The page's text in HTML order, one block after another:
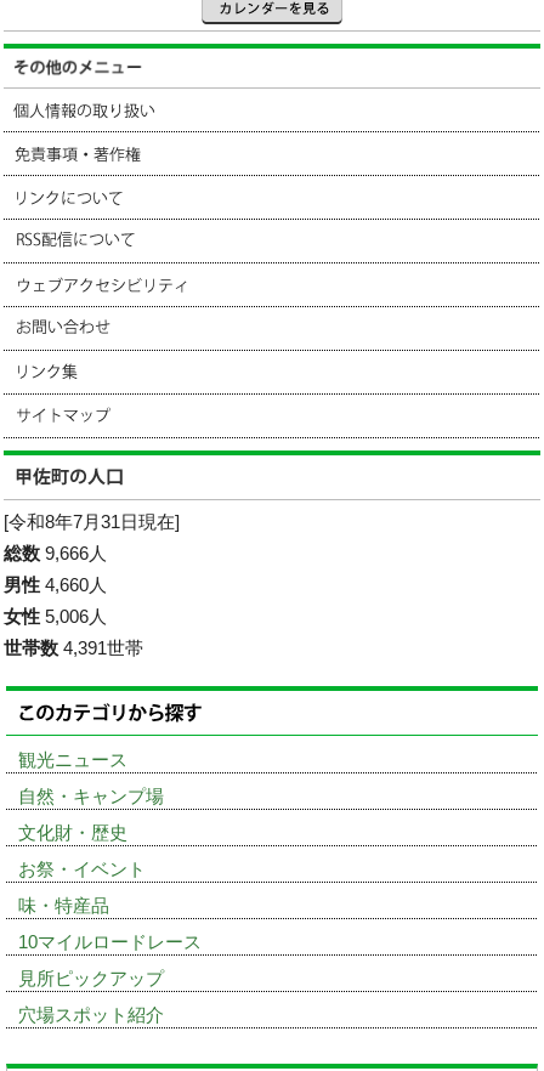
[令和8年7月31日現在]
総数 9,666人
男性 4,660人
女性 5,006人
世帯数 4,391世帯
観光ニュース
自然・キャンプ場
文化財・歴史
お祭・イベント
味・特産品
10マイルロードレース
見所ピックアップ
穴場スポット紹介